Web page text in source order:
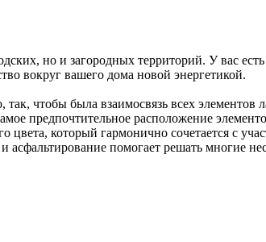
но и загородных территорий. У вас
вокруг вашего дома новой энергетикой.
чтобы была взаимосвязь всех
предпочтительное расположение
цвета, который гармонично сочетается с
асфальтирование помогает решать многие